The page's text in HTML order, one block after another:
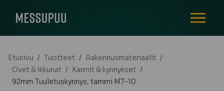
Etusivu / Tuotteet / Rakennusmateriaalit /
Ovet & ikkunat / Karmit & kynnykset /
92mm Tuuletuskynnys, tammi M7-10